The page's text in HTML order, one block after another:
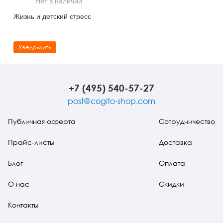
Другие направления психотерапии
Социальная психология
Классический и юнгианский психоанализ
Жизнь и детский стресс
Уведомить
+7 (495) 540-57-27
post@cogito-shop.com
Публичная оферта
Прайс-листы
Блог
О нас
Контакты
Сотрудничество
Доставка
Оплата
Скидки